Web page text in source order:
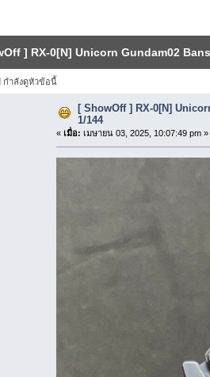
] RX-0[N] Unicorn Gundam02
กำลังดูหัวข้อนี้
[ ShowOff ] RX-0[N]
1/144
« เมื่อ: เมษายน 03, 2025, 10:07:49 pm »